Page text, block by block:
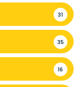
31
35
16